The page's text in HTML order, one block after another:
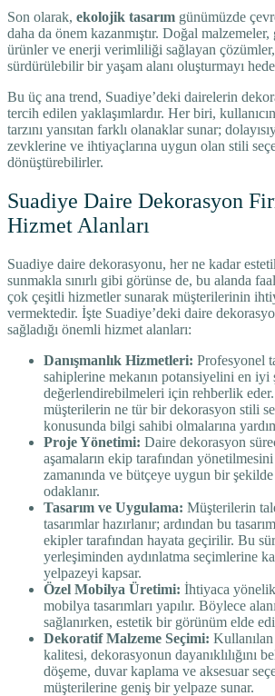
Son olarak, ekolojik tasarım günümüzde
daha da önem kazanmıştır. Doğal
ürünler ve enerji verimliliği sağlayan
sürdürülebilir bir yaşam alanı oluşturmayı
Bu üç ana trend, Suadiye’deki dairelerin
tercih edilen yaklaşımlardır. Her biri,
tarzını yansıtan farklı olanaklar sunar;
zevklerine ve ihtiyaçlarına uygun olan stili
dönüştürebilirler.
Suadiye Daire Dekorasyon
Hizmet Alanları
Suadiye daire dekorasyonu, her ne kadar
sunmakla sınırlı gibi görünse de, bu alanda
çok çeşitli hizmetler sunarak müşterilerinin
vermektedir. İşte Suadiye’deki daire
sağladığı önemli hizmet alanları:
Danışmanlık Hizmetleri: Profesyonel
sahiplerine mekanın potansiyelini en iyi
değerlendirebilmeleri için rehberlik
müşterilerin ne tür bir dekorasyon stili
konusunda bilgi sahibi olmalarına
Proje Yönetimi: Daire dekorasyon
aşamaların ekip tarafından
zamanında ve bütçeye uygun bir şekilde
odaklanır.
Tasarım ve Uygulama: Müşterilerin
tasarımlar hazırlanır; ardından bu
ekipler tarafından hayata geçirilir. Bu
yerleşiminden aydınlatma seçimlerine
yelpazeyi kapsar.
Özel Mobilya Üretimi: İhtiyaca
mobilya tasarımları yapılır. Böylece
sağlanırken, estetik bir görünüm elde
Dekoratif Malzeme Seçimi:
kalitesi, dekorasyonun dayanıklılığını
döşeme, duvar kaplama ve aksesuar
müşterilerine geniş bir yelpaze sunar.